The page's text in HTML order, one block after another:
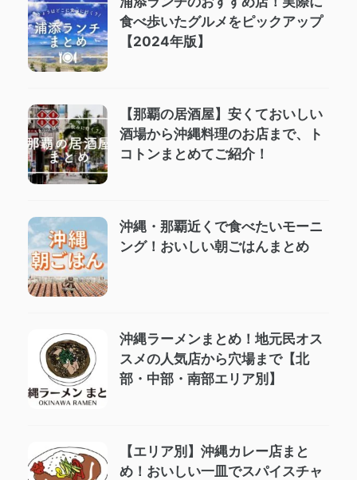
食べ歩いたグルメをピックアップ
【2024年版】
【那覇の居酒屋】安くておいしい
酒場から沖縄料理のお店まで、ト
コトンまとめてご紹介！
沖縄・那覇近くで食べたいモーニ
ング！おいしい朝ごはんまとめ
沖縄ラーメンまとめ！地元民オス
スメの人気店から穴場まで【北
部・中部・南部エリア別】
【エリア別】沖縄カレー店まと
め！おいしい一皿でスパイスチャ